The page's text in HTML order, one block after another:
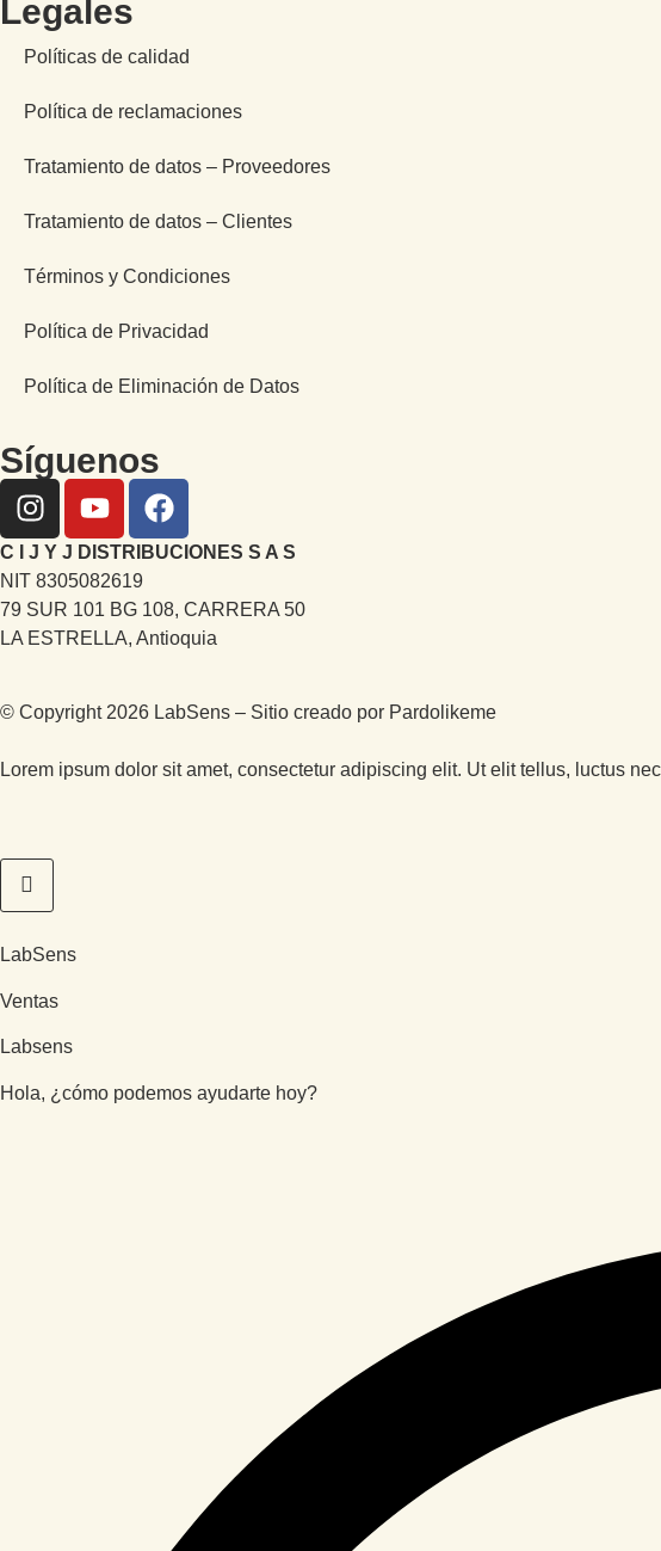
Legales
Políticas de calidad
Política de reclamaciones
Tratamiento de datos – Proveedores
Tratamiento de datos – Clientes
Términos y Condiciones
Política de Privacidad
Política de Eliminación de Datos
Síguenos
C I J Y J DISTRIBUCIONES S A S
NIT 8305082619
79 SUR 101 BG 108, CARRERA 50
LA ESTRELLA, Antioquia
© Copyright 2026 LabSens – Sitio creado por Pardolikeme
Lorem ipsum dolor sit amet, consectetur adipiscing elit. Ut elit tellus, luctus
LabSens
Ventas
Labsens
Hola, ¿cómo podemos ayudarte hoy?